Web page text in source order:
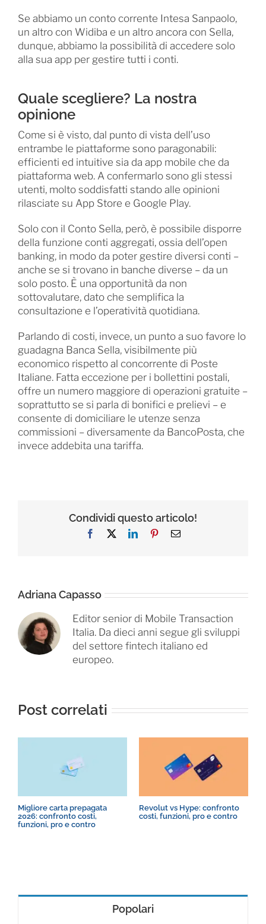
Se abbiamo un conto corrente Intesa Sanpaolo,
un altro con Widiba e un altro ancora con Sella,
dunque, abbiamo la possibilità di accedere solo
alla sua app per gestire tutti i conti.
Quale scegliere? La nostra
opinione
Come si è visto, dal punto di vista dell’uso
entrambe le piattaforme sono paragonabili:
efficienti ed intuitive sia da app mobile che da
piattaforma web. A confermarlo sono gli stessi
utenti, molto soddisfatti stando alle opinioni
rilasciate su App Store e Google Play.
Solo con il Conto Sella, però, è possibile disporre
della funzione conti aggregati, ossia dell’open
banking, in modo da poter gestire diversi conti –
anche se si trovano in banche diverse – da un
solo posto. È una opportunità da non
sottovalutare, dato che semplifica la
consultazione e l’operatività quotidiana.
Parlando di costi, invece, un punto a suo favore lo
guadagna Banca Sella, visibilmente più
economico rispetto al concorrente di Poste
Italiane. Fatta eccezione per i bollettini postali,
offre un numero maggiore di operazioni gratuite –
soprattutto se si parla di bonifici e prelievi – e
consente di domiciliare le utenze senza
commissioni – diversamente da BancoPosta, che
invece addebita una tariffa.
Condividi questo articolo!
Facebook LinkedInPinterestEmail
Adriana Capasso
Editor senior di Mobile Transaction
Italia. Da dieci anni segue gli sviluppi
del settore fintech italiano ed
europeo.
Post correlati
Migliore carta prepagata
2026: confronto costi,
funzioni, pro e contro
Revolut vs Hype: confronto
costi, funzioni, pro e contro
Popolari